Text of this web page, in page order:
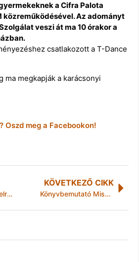
a Cifra Palota
közreműködésével. Az adományt
veszi át ma 10 órakor a
csatlakozott a T-Dance
ma megkapják a karácsonyi
Oszd meg a Facebookon!
Százmilliós bevételről mondott le a miskolci Fidesz Törökbálint javára
KÖVETKEZŐ CIKK
Könyvbemutató Miskolcon